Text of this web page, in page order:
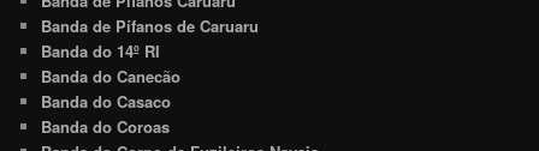
Banda de Pífanos de Caruaru
Banda do 14º RI
Banda do Canecão
Banda do Casaco
Banda do Coroas